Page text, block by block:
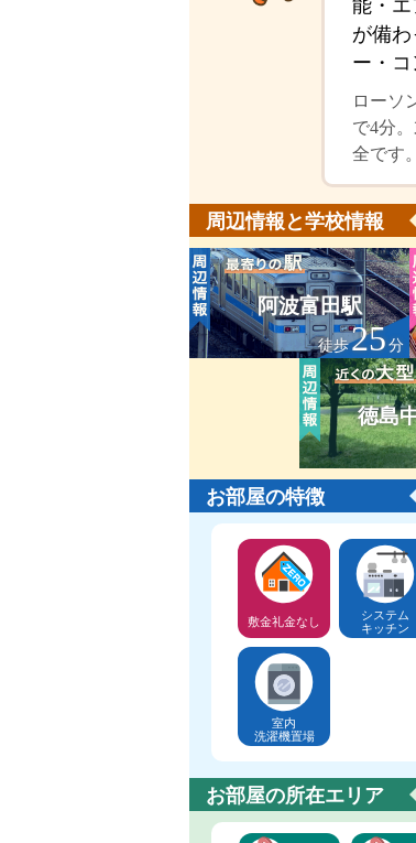
能・
が備
ー・
ローソ
で4分
全です
周辺情報と学校情報
阿波富田駅
徒歩25分
徳島
お部屋の特徴
敷金礼金なし
システム
キッチン
室内
洗濯機置場
お部屋の所在エリア